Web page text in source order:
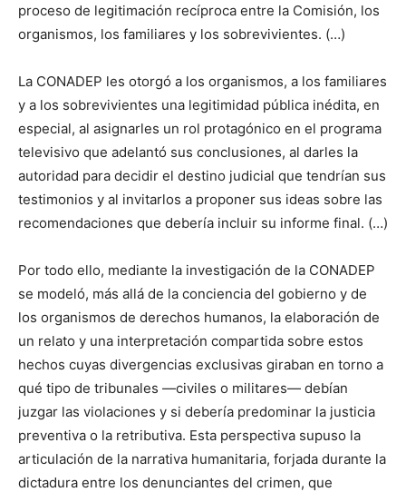
proceso de legitimación recíproca entre la Comisión, los
organismos, los familiares y los sobrevivientes. (…)
La CONADEP les otorgó a los organismos, a los familiares
y a los sobrevivientes una legitimidad pública inédita, en
especial, al asignarles un rol protagónico en el programa
televisivo que adelantó sus conclusiones, al darles la
autoridad para decidir el destino judicial que tendrían sus
testimonios y al invitarlos a proponer sus ideas sobre las
recomendaciones que debería incluir su informe final. (…)
Por todo ello, mediante la investigación de la CONADEP
se modeló, más allá de la conciencia del gobierno y de
los organismos de derechos humanos, la elaboración de
un relato y una interpretación compartida sobre estos
hechos cuyas divergencias exclusivas giraban en torno a
qué tipo de tribunales —civiles o militares— debían
juzgar las violaciones y si debería predominar la justicia
preventiva o la retributiva. Esta perspectiva supuso la
articulación de la narrativa humanitaria, forjada durante la
dictadura entre los denunciantes del crimen, que